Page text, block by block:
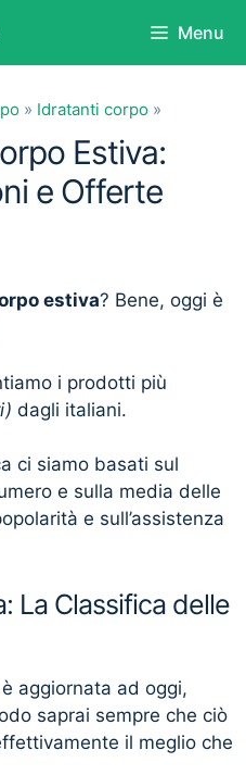
Menu
» Idratanti corpo »
Estiva:
e Offerte
estiva? Bene, oggi è
i prodotti più
dagli italiani.
ci siamo basati sul
e sulla media delle
e sull’assistenza
La Classifica delle
aggiornata ad oggi,
saprai sempre che ciò
il meglio che